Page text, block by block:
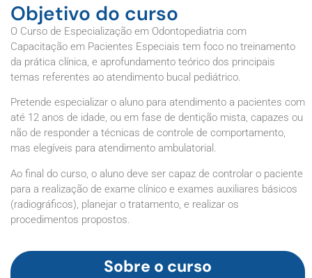
Objetivo do curso
O Curso de Especialização em Odontopediatria com
Capacitação em Pacientes Especiais tem foco no treinamento
da prática clínica, e aprofundamento teórico dos principais
temas referentes ao atendimento bucal pediátrico.
Pretende especializar o aluno para atendimento a pacientes com
até 12 anos de idade, ou em fase de dentição mista, capazes ou
não de responder a técnicas de controle de comportamento,
mas elegíveis para atendimento ambulatorial.
Ao final do curso, o aluno deve ser capaz de controlar o paciente
para a realização de exame clínico e exames auxiliares básicos
(radiográficos), planejar o tratamento, e realizar os
procedimentos propostos.
Sobre o curso